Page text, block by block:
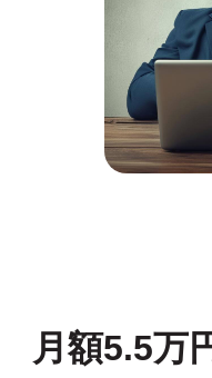
しょう。
月額5.5万